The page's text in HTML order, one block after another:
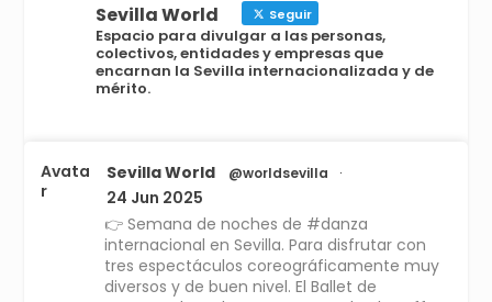
Sevilla World Seguir
Espacio para divulgar a las personas,
colectivos, entidades y empresas que
encarnan la Sevilla internacionalizada y de
mérito.
Avata
r
Sevilla World @worldsevilla ·
24 Jun 2025
👉 Semana de noches de #danza
internacional en Sevilla. Para disfrutar con
tres espectáculos coreográficamente muy
diversos y de buen nivel. El Ballet de